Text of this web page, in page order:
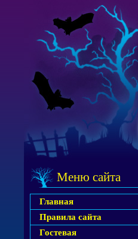
Меню сайта
Главная
Правила сайта
Гостевая